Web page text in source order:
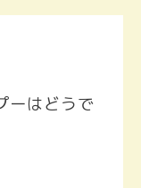
ーはどうで